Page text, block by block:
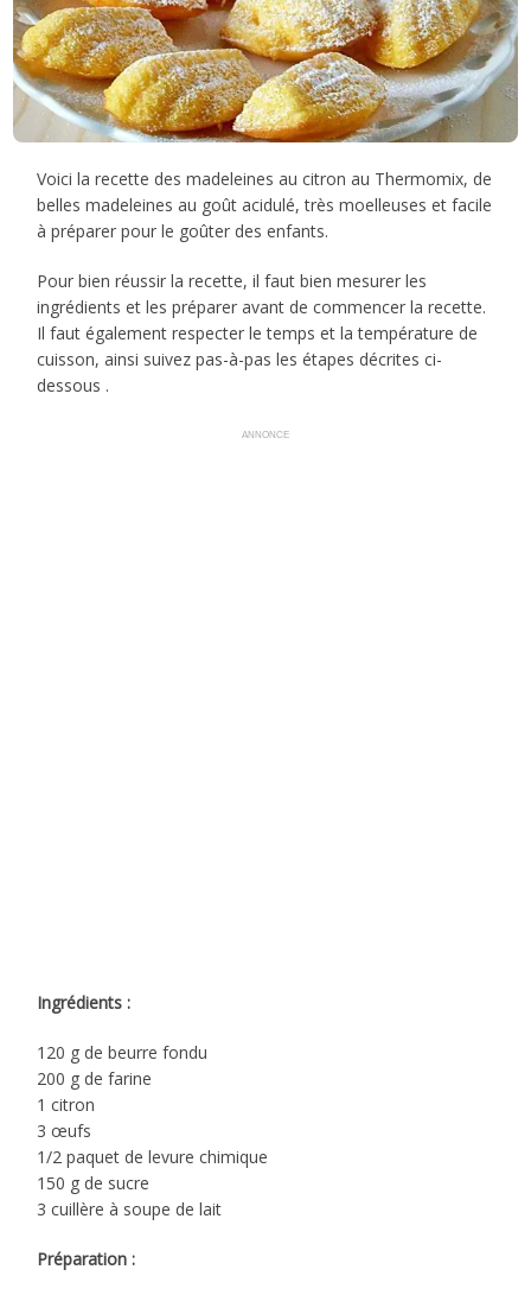
Voici la recette des madeleines au citron au Thermomix, de
belles madeleines au goût acidulé, très moelleuses et facile
à préparer pour le goûter des enfants.
Pour bien réussir la recette, il faut bien mesurer les
ingrédients et les préparer avant de commencer la recette.
Il faut également respecter le temps et la température de
cuisson, ainsi suivez pas-à-pas les étapes décrites ci-
dessous .
ANNONCE
Ingrédients :
120 g de beurre fondu
200 g de farine
1 citron
3 œufs
1/2 paquet de levure chimique
150 g de sucre
3 cuillère à soupe de lait
Préparation :